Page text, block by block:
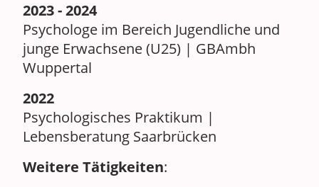
2023 - 2024
Psychologe im Bereich Jugendliche und
junge Erwachsene (U25) | GBAmbh
Wuppertal
2022
Psychologisches Praktikum |
Lebensberatung Saarbrücken
Weitere Tätigkeiten: